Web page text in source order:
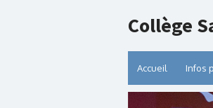
Collège
Accueil Infos